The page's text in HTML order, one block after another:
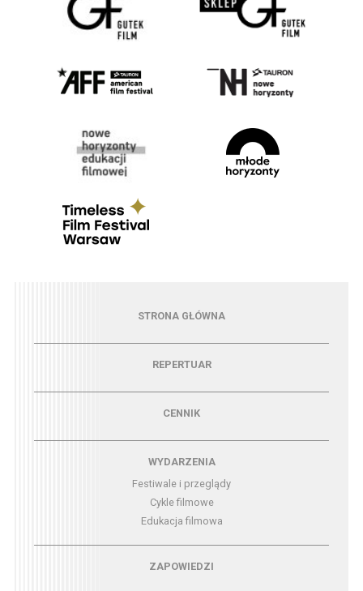
Menu - strona główna
STRONA GŁÓWNA
Menu - repertuarREPERTUAR
CENNIK
Menu - wydarzeniaWYDARZENIA
Festiwale i przeglądy
Cykle filmowe
Edukacja filmowa
Menu - zapowiedziZAPOWIEDZI